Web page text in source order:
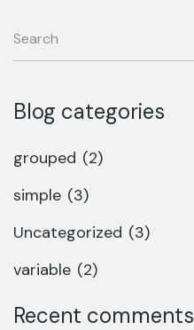
Blog categories
grouped (2)
simple (3)
Uncategorized (3)
variable (2)
Recent comments